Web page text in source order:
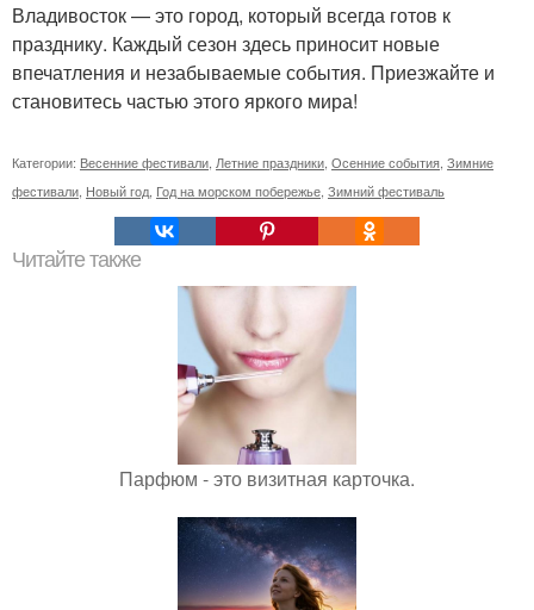
Владивосток — это город, который всегда готов к
празднику. Каждый сезон здесь приносит новые
впечатления и незабываемые события. Приезжайте и
становитесь частью этого яркого мира!
Категории: Весенние фестивали Летние праздники Осенние события Зимние
фестивали Новый год Год на морском побережье Зимний фестиваль
Читайте также
Парфюм - это визитная карточка.